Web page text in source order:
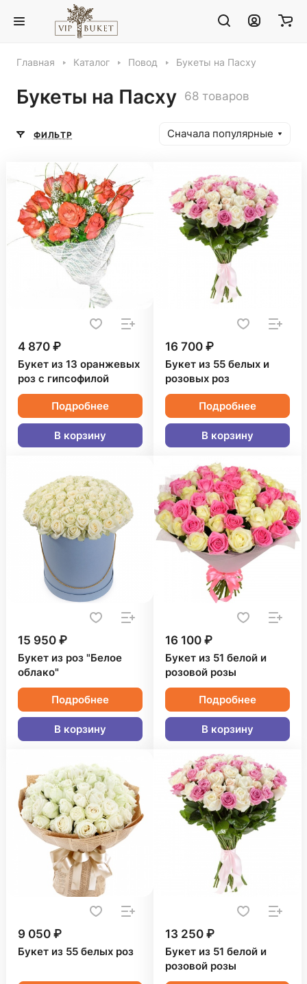
Главная Каталог Повод Букеты на Пасху
Букеты на Пасху 68 товаров
ФИЛЬТР Сначала популярные
4 870 ₽
Букет из 13 оранжевых
роз с гипсофилой
Подробнее
В корзину
16 700 ₽
Букет из 55 белых и
розовых роз
Подробнее
В корзину
15 950 ₽
Букет из роз "Белое
облако"
Подробнее
В корзину
16 100 ₽
Букет из 51 белой и
розовой розы
Подробнее
В корзину
9 050 ₽
Букет из 55 белых роз
13 250 ₽
Букет из 51 белой и
розовой розы